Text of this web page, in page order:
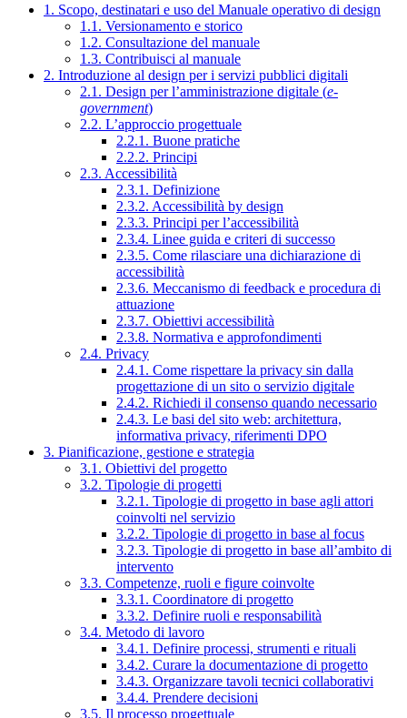
1. Scopo, destinatari e uso del Manuale operativo di design
1.1. Versionamento e storico
1.2. Consultazione del manuale
1.3. Contribuisci al manuale
2. Introduzione al design per i servizi pubblici digitali
2.1. Design per l’amministrazione digitale (e-
government)
2.2. L’approccio progettuale
2.2.1. Buone pratiche
2.2.2. Principi
2.3. Accessibilità
2.3.1. Definizione
2.3.2. Accessibilità by design
2.3.3. Principi per l’accessibilità
2.3.4. Linee guida e criteri di successo
2.3.5. Come rilasciare una dichiarazione di
accessibilità
2.3.6. Meccanismo di feedback e procedura di
attuazione
2.3.7. Obiettivi accessibilità
2.3.8. Normativa e approfondimenti
2.4. Privacy
2.4.1. Come rispettare la privacy sin dalla
progettazione di un sito o servizio digitale
2.4.2. Richiedi il consenso quando necessario
2.4.3. Le basi del sito web: architettura,
informativa privacy, riferimenti DPO
3. Pianificazione, gestione e strategia
3.1. Obiettivi del progetto
3.2. Tipologie di progetti
3.2.1. Tipologie di progetto in base agli attori
coinvolti nel servizio
3.2.2. Tipologie di progetto in base al focus
3.2.3. Tipologie di progetto in base all’ambito di
intervento
3.3. Competenze, ruoli e figure coinvolte
3.3.1. Coordinatore di progetto
3.3.2. Definire ruoli e responsabilità
3.4. Metodo di lavoro
3.4.1. Definire processi, strumenti e rituali
3.4.2. Curare la documentazione di progetto
3.4.3. Organizzare tavoli tecnici collaborativi
3.4.4. Prendere decisioni
3.5. Il processo progettuale